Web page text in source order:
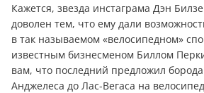
Кажется, звезда инстаграма Дэн
доволен тем, что ему дали
в так называемом «велосипедном»
известным бизнесменом Биллом
вам, что последний предложил
Анджелеса до Лас-Вегаса на